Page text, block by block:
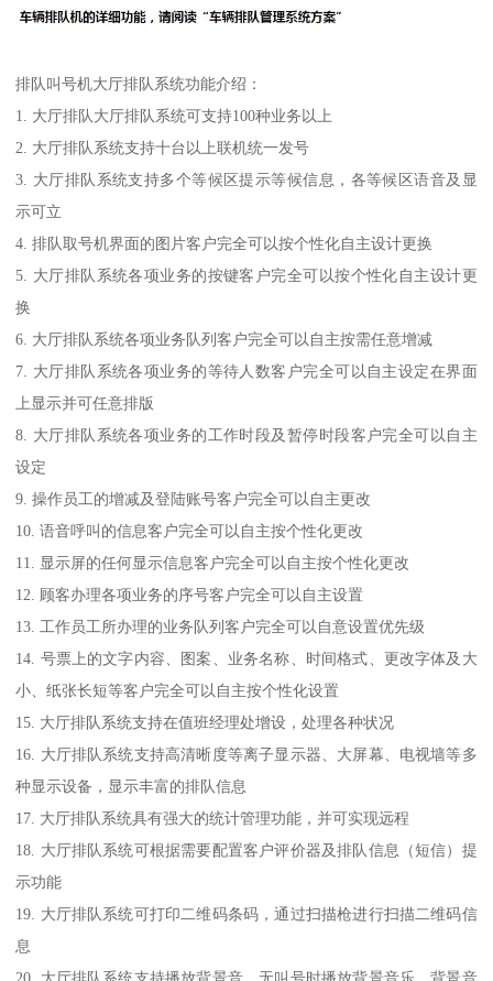
排队叫号机大厅排队系统功能介绍：
1. 大厅排队大厅排队系统可支持100种业务以上
2. 大厅排队系统支持十台以上联机统一发号
3. 大厅排队系统支持多个等候区提示等候信息，各等候区语音及显
示可立
4. 排队取号机界面的图片客户完全可以按个性化自主设计更换
5. 大厅排队系统各项业务的按键客户完全可以按个性化自主设计更
换
6. 大厅排队系统各项业务队列客户完全可以自主按需任意增减
7. 大厅排队系统各项业务的等待人数客户完全可以自主设定在界面
上显示并可任意排版
8. 大厅排队系统各项业务的工作时段及暂停时段客户完全可以自主
设定
9. 操作员工的增减及登陆账号客户完全可以自主更改
10. 语音呼叫的信息客户完全可以自主按个性化更改
11. 显示屏的任何显示信息客户完全可以自主按个性化更改
12. 顾客办理各项业务的序号客户完全可以自主设置
13. 工作员工所办理的业务队列客户完全可以自意设置优先级
14. 号票上的文字内容、图案、业务名称、时间格式、更改字体及大
小、纸张长短等客户完全可以自主按个性化设置
15. 大厅排队系统支持在值班经理处增设，处理各种状况
16. 大厅排队系统支持高清晰度等离子显示器、大屏幕、电视墙等多
种显示设备，显示丰富的排队信息
17. 大厅排队系统具有强大的统计管理功能，并可实现远程
18. 大厅排队系统可根据需要配置客户评价器及排队信息（短信）提
示功能
19. 大厅排队系统可打印二维码条码，通过扫描枪进行扫描二维码信
息